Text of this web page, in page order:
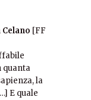
[FF
quanta
la
E quale